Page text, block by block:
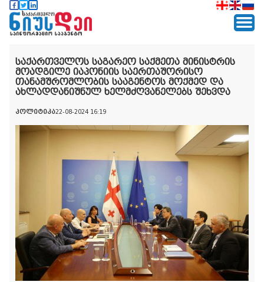
საქართველოს საგარეო საქმეთა მინისტრის
მოადგილე იაპონიის საერთაშორისო
თანამშრომლობის სააგენტოს მოქმედ და
ახლადდანიშნულ ხელმძღვანელებს შეხვდა
პოლიტიკა22-08-2024 16:19